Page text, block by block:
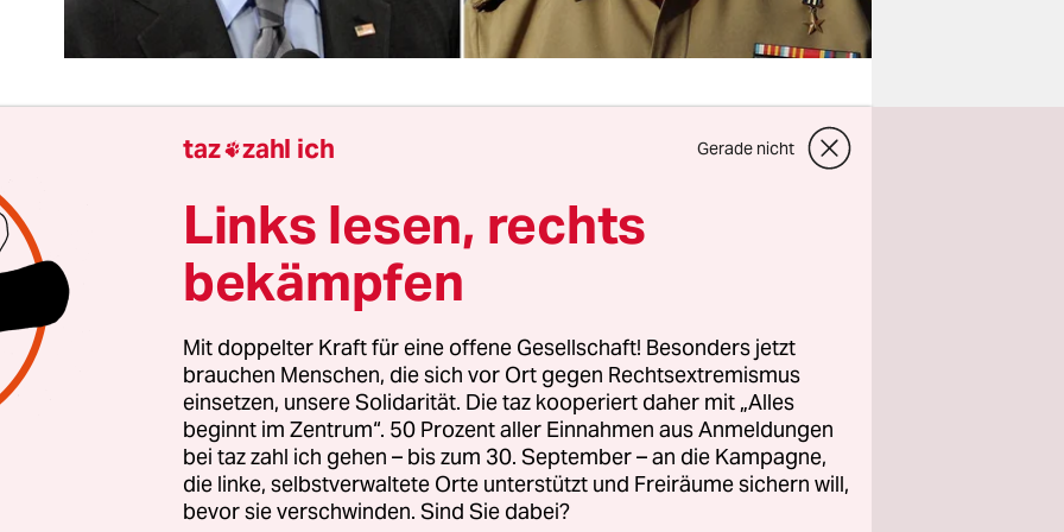
ein Stück Geschichte, das Barack Obama mit der
Veränderung der Kubapolitik der USA schreibt.
ist an die Grenze dessen gegangen, was er
Exekutivvollmachten ausrichten kann. Eine wirkliche
der Beziehungen beider Länder bedeutet das noch
steht noch immer das Wirtschaftsembargo entgegen, und
der Kongress abschaffen.
am Mittwoch ankündigte, ist der größte und
dahin seit 1961. Hier ist er also endlich, zwei Jahre vor
Amtszeit, jener Präsident, den die Welt eigentlich
taz zahl ich Gerade nicht
Links lesen, rechts
bekämpfen
Mit doppelter Kraft für eine offene Gesellschaft! Besonders jetzt
brauchen Menschen, die sich vor Ort gegen Rechtsextremismus
einsetzen, unsere Solidarität. Die taz kooperiert daher mit „Alles
beginnt im Zentrum“. 50 Prozent aller Einnahmen aus Anmeldungen
bei taz zahl ich gehen – bis zum 30. September – an die Kampagne,
die linke, selbstverwaltete Orte unterstützt und Freiräume sichern will,
bevor sie verschwinden. Sind Sie dabei?